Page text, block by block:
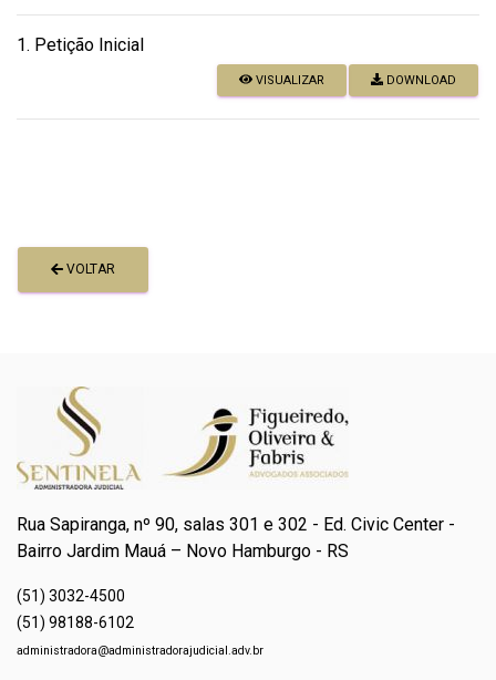
1. Petição Inicial
DOWNLOAD
VISUALIZAR
VOLTAR
Rua Sapiranga, nº 90, salas 301 e 302 - Ed. Civic Center -
Bairro Jardim Mauá – Novo Hamburgo - RS
(51) 3032-4500
(51) 98188-6102
administradora@administradorajudicial.adv.br